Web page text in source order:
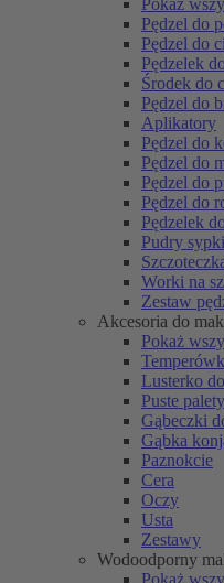
Pokaż
Pędzel do
Pędzel do
Pędzelek
Środek do
Pędzel do
Aplikatory
Pędzel do
Pędzel do
Pędzel do
Pędzel do
Pędzelek
Pudry
Worki na
Zestaw
Akcesoria do
Pokaż
Lusterko
Puste
Gąbeczki
Gąbka
Paznokcie
Cera
Oczy
Usta
Zestawy
Wodoodporny
Pokaż